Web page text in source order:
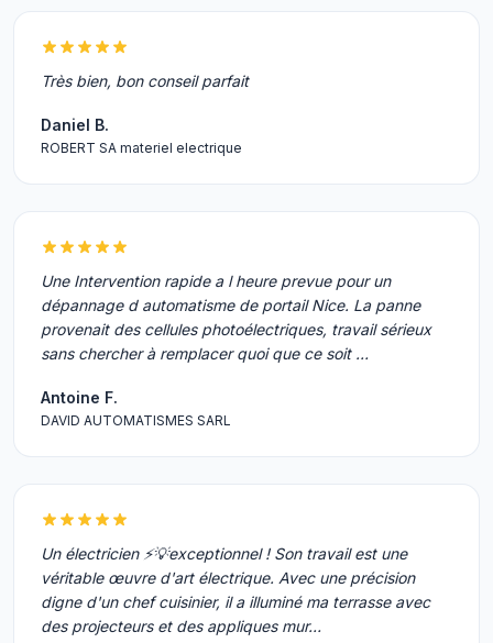
Très bien, bon conseil parfait
Daniel B.
ROBERT SA materiel electrique
Une Intervention rapide a l heure prevue pour un
dépannage d automatisme de portail Nice. La panne
provenait des cellules photoélectriques, travail sérieux
sans chercher à remplacer quoi que ce soit …
Antoine F.
DAVID AUTOMATISMES SARL
Un électricien ⚡️💡exceptionnel ! Son travail est une
véritable œuvre d'art électrique. Avec une précision
digne d'un chef cuisinier, il a illuminé ma terrasse avec
des projecteurs et des appliques mur…